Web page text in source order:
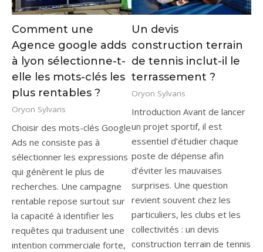
Comment une
Agence google adds
à lyon sélectionne-t-
elle les mots-clés les
plus rentables ?
Oryon Sylvaris
Choisir des mots-clés Google
Ads ne consiste pas à
sélectionner les expressions
qui génèrent le plus de
recherches. Une campagne
rentable repose surtout sur
la capacité à identifier les
requêtes qui traduisent une
intention commerciale forte,
Un devis
construction terrain
de tennis inclut-il le
terrassement ?
Oryon Sylvaris
Introduction Avant de lancer
un projet sportif, il est
essentiel d’étudier chaque
poste de dépense afin
d’éviter les mauvaises
surprises. Une question
revient souvent chez les
particuliers, les clubs et les
collectivités : un devis
construction terrain de tennis